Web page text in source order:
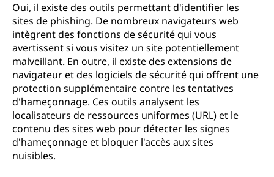
Oui, il existe des outils permettant d'identifier les
sites de phishing. De nombreux navigateurs web
intègrent des fonctions de sécurité qui vous
avertissent si vous visitez un site potentiellement
malveillant. En outre, il existe des extensions de
navigateur et des logiciels de sécurité qui offrent une
protection supplémentaire contre les tentatives
d'hameçonnage. Ces outils analysent les
localisateurs de ressources uniformes (URL) et le
contenu des sites web pour détecter les signes
d'hameçonnage et bloquer l'accès aux sites
nuisibles.